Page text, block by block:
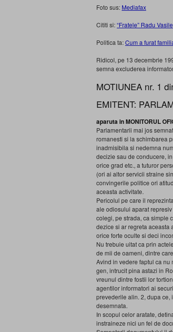
Foto sus: Mediafax
Cititi si:“Fratele” Radu
Politica ta:Cum a furat
Ridicol, pe 13 decembrie
semna excluderea
MOTIUNEA nr. 1
EMITENT:
aparuta in MONITORUL
Parlamentarii mai jos
romanesti si la schimbarea
inadmisibila si nedemna
decizie sau de conducere,
orice grad etc., a tuturor
(ori ai altor servicii straine
convingerile politice ori
aceasta activitate.
Pericolul pe care il
ale odiosului aparat
colegi, pe strada, ca simple
dezice si ar regreta aceasta
orice forte oculte si deci
Nu trebuie uitat ca prin
de mii de oameni, dintre
Avind in vedere faptul ca nu
gen, intrucit pina astazi in
vreunul dintre fostii lor
agentilor informatori ai
prevederile alin. 2, dupa ce,
desemnata.
In scopul celor aratate,
instraineze nici un fel de